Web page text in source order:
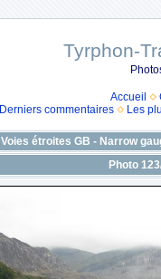
Tyrphon-
Accueil
Derniers commentaires Les
Voies étroites GB - Narrow
Photo